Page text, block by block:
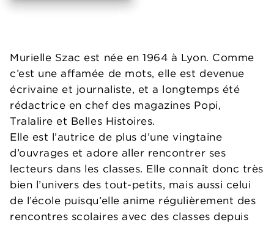
Murielle Szac est née en 1964 à Lyon. Comme
c’est une affamée de mots, elle est devenue
écrivaine et journaliste, et a longtemps été
rédactrice en chef des magazines Popi,
Tralalire et Belles Histoires.
Elle est l’autrice de plus d’une vingtaine
d’ouvrages et adore aller rencontrer ses
lecteurs dans les classes. Elle connaît donc très
bien l’univers des tout-petits, mais aussi celui
de l’école puisqu’elle anime régulièrement des
rencontres scolaires avec des classes depuis